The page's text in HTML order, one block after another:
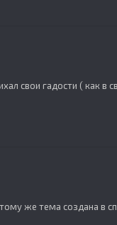
свои гадости ( как в
же тема создана в